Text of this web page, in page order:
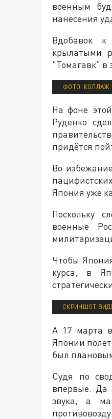
военным
нанесения
Вдобавок к
крылатыми
"Томагавк" в
ФОТО: КОЛЛАЖ
На фоне
Руденко
придётся
Во
Япония уже
Поскольку
военные
Чтобы
курса, в
СКРИНШОТ
А 17 марта
Японии
был
Судя по
впервые. Да
звука, а